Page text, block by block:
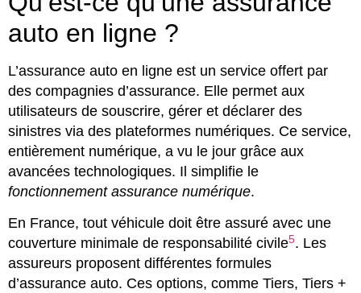
auto en ligne ?
L’assurance auto en ligne est un service offert par
des compagnies d’assurance. Elle permet aux
utilisateurs de souscrire, gérer et déclarer des
sinistres via des plateformes numériques. Ce service,
entièrement numérique, a vu le jour grâce aux
avancées technologiques. Il simplifie le
fonctionnement assurance numérique.
En France, tout véhicule doit être assuré avec une
couverture minimale de responsabilité civile5. Les
assureurs proposent différentes formules
d’assurance auto. Ces options, comme Tiers, Tiers +